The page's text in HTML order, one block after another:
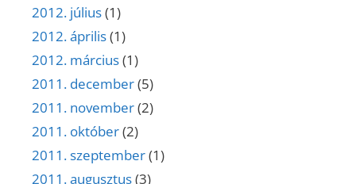
2012. július(1)
2012. április(1)
2012. március(1)
2011. december(5)
2011. november(2)
2011. október(2)
2011. szeptember(1)
2011. augusztus(3)